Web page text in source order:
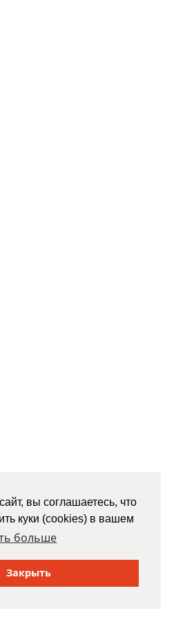
вы соглашаетесь, что
куки (cookies) в вашем
больше
Закрыть